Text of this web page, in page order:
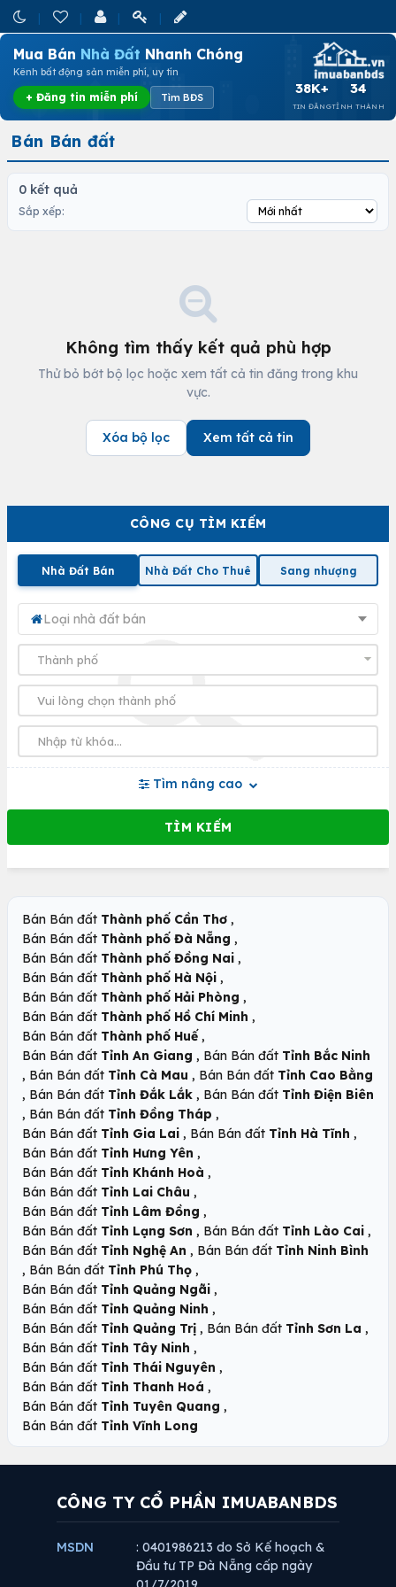
Mua Bán Nhà Đất Nhanh Chóng
Kênh bất động sản miễn phí, uy tín
+ Đăng tin miễn phí Tìm BĐS
38K+
TIN ĐĂNG
34
TỈNH THÀNH
CÔNG CỤ TÌM KIẾM
Nhà Đất Bán Nhà Đất Cho Thuê Sang nhượng
Loại nhà đất bán
Tìm nâng cao
Bán Bán đất
0 kết quả
Sắp xếp:
Không tìm thấy kết quả phù hợp
Thử bỏ bớt bộ lọc hoặc xem tất cả tin đăng trong khu
vực.
Xóa bộ lọc Xem tất cả tin
Bán Bán đất Thành phố Cần Thơ ,
Bán Bán đất Thành phố Đà Nẵng ,
Bán Bán đất Thành phố Đồng Nai ,
Bán Bán đất Thành phố Hà Nội ,
Bán Bán đất Thành phố Hải Phòng ,
Bán Bán đất Thành phố Hồ Chí Minh ,
Bán Bán đất Thành phố Huế ,
Bán Bán đất Tỉnh An Giang , Bán Bán đất Tỉnh Bắc Ninh
, Bán Bán đất Tỉnh Cà Mau , Bán Bán đất Tỉnh Cao Bằng
, Bán Bán đất Tỉnh Đắk Lắk , Bán Bán đất Tỉnh Điện Biên
, Bán Bán đất Tỉnh Đồng Tháp ,
Bán Bán đất Tỉnh Gia Lai , Bán Bán đất Tỉnh Hà Tĩnh ,
Bán Bán đất Tỉnh Hưng Yên ,
Bán Bán đất Tỉnh Khánh Hoà ,
Bán Bán đất Tỉnh Lai Châu ,
Bán Bán đất Tỉnh Lâm Đồng ,
Bán Bán đất Tỉnh Lạng Sơn , Bán Bán đất Tỉnh Lào Cai ,
Bán Bán đất Tỉnh Nghệ An , Bán Bán đất Tỉnh Ninh Bình
, Bán Bán đất Tỉnh Phú Thọ ,
Bán Bán đất Tỉnh Quảng Ngãi ,
Bán Bán đất Tỉnh Quảng Ninh ,
Bán Bán đất Tỉnh Quảng Trị , Bán Bán đất Tỉnh Sơn La ,
Bán Bán đất Tỉnh Tây Ninh ,
Bán Bán đất Tỉnh Thái Nguyên ,
Bán Bán đất Tỉnh Thanh Hoá ,
Bán Bán đất Tỉnh Tuyên Quang ,
Bán Bán đất Tỉnh Vĩnh Long
CÔNG TY CỔ PHẦN IMUABANBDS
MSDN
: 0401986213 do Sở Kế hoạch &
Đầu tư TP Đà Nẵng cấp ngày